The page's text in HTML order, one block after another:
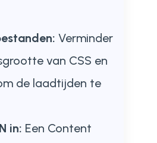
Verminder
van CSS en
de laadtijden te
in: Een Content